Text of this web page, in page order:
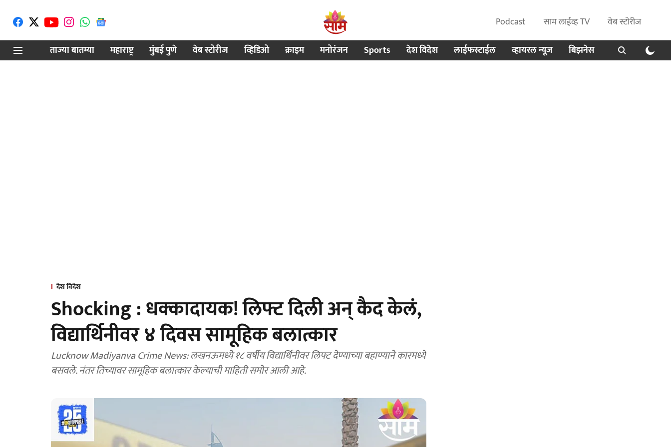
Podcast साम लाईव्ह TV
वेब स्टोरीज
ताज्या बातम्या
महाराष्ट्र मुंबई पुणे वेब स्टोरीज व्हिडिओ क्राइम मनोरंजन Sports देश विदेश लाईफस्टाईल व्हायरल न्यूज बिझनेस
देश विदेश
Shocking : धक्कादायक! लिफ्ट दिली अन् कैद केलं,
विद्यार्थिनीवर ४ दिवस सामूहिक बलात्कार
Lucknow Madiyanva Crime News: लखनऊमध्ये १८ वर्षीय विद्यार्थिनीवर लिफ्ट देण्याच्या बहाण्याने कारमध्ये
बसवले. नंतर तिच्यावर सामूहिक बलात्कार केल्याची माहिती समोर आली आहे.